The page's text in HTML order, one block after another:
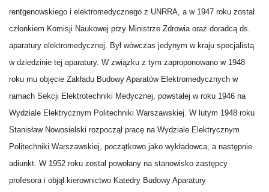
rentgenowskiego i elektromedycznego z UNRRA, a w 1947 roku został
członkiem Komisji Naukowej przy Ministrze Zdrowia oraz doradcą ds.
aparatury elektromedycznej. Był wówczas jedynym w kraju specjalistą
w dziedzinie tej aparatury. W związku z tym zaproponowano w 1948
roku mu objęcie Zakładu Budowy Aparatów Elektromedycznych w
ramach Sekcji Elektrotechniki Medycznej, powstałej w roku 1946 na
Wydziale Elektrycznym Politechniki Warszawskiej. W lutym 1948 roku
Stanisław Nowosielski rozpoczął pracę na Wydziale Elektrycznym
Politechniki Warszawskiej, początkowo jako wykładowca, a następnie
adiunkt. W 1952 roku został powołany na stanowisko zastępcy
profesora i objął kierownictwo Katedry Budowy Aparatury